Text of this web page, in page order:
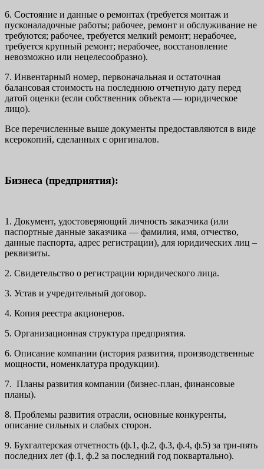
6. Состояние и данные о ремонтах (требуется монтаж и
пусконаладочные работы; рабочее, ремонт и обслуживание не
требуются; рабочее, требуется мелкий ремонт; нерабочее,
требуется крупный ремонт; нерабочее, восстановление
невозможно или нецелесообразно).
7. Инвентарный номер, первоначальная и остаточная
балансовая стоимость на последнюю отчетную дату перед
датой оценки (если собственник объекта — юридическое
лицо).
Все перечисленные выше документы предоставляются в виде
ксерокопий, сделанных с оригиналов.
Бизнеса (предприятия):
1. Документ, удостоверяющий личность заказчика (или
паспортные данные заказчика — фамилия, имя, отчество,
данные паспорта, адрес регистрации), для юридических лиц –
реквизиты.
2. Свидетельство о регистрации юридического лица.
3. Устав и учредительный договор.
4. Копия реестра акционеров.
5. Организационная структура предприятия.
6. Описание компании (история развития, производственные
мощности, номенклатура продукции).
7. Планы развития компании (бизнес-план, финансовые
планы).
8. Проблемы развития отрасли, основные конкуренты,
описание сильных и слабых сторон.
9. Бухгалтерская отчетность (ф.1, ф.2, ф.3, ф.4, ф.5) за три-пять
последних лет (ф.1, ф.2 за последний год поквартально).